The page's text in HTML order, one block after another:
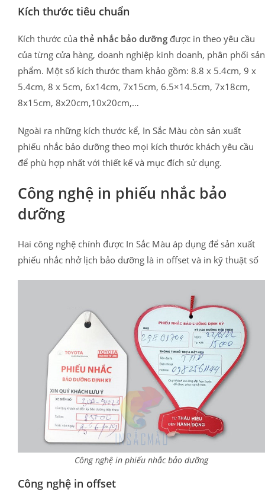
Kích thước tiêu chuẩn
Kích thước của thẻ nhắc bảo dưỡng được in theo yêu cầu
của từng cửa hàng, doanh nghiệp kinh doanh, phân phối sản
phẩm. Một số kích thước tham khảo gồm: 8.8 x 5.4cm, 9 x
5.4cm, 8 x 5cm, 6x14cm, 7x15cm, 6.5×14.5cm, 7x18cm,
8x15cm, 8x20cm,10x20cm,…
Ngoài ra những kích thước kể, In Sắc Màu còn sản xuất
phiếu nhắc bảo dưỡng theo mọi kích thước khách yêu cầu
để phù hợp nhất với thiết kế và mục đích sử dụng.
Công nghệ in phiếu nhắc bảo
dưỡng
Hai công nghệ chính được In Sắc Màu áp dụng để sản xuất
phiếu nhắc nhở lịch bảo dưỡng là in offset và in kỹ thuật số
Công nghệ in phiếu nhắc bảo dưỡng
Công nghệ in offset